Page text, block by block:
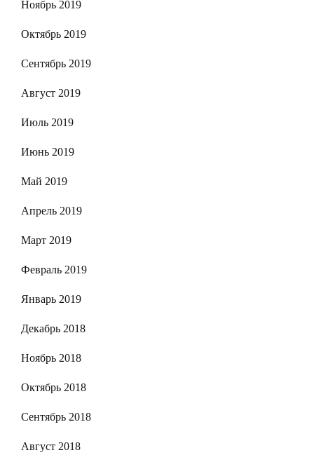
Ноябрь 2019
Октябрь 2019
Сентябрь 2019
Август 2019
Июль 2019
Июнь 2019
Май 2019
Апрель 2019
Март 2019
Февраль 2019
Январь 2019
Декабрь 2018
Ноябрь 2018
Октябрь 2018
Сентябрь 2018
Август 2018